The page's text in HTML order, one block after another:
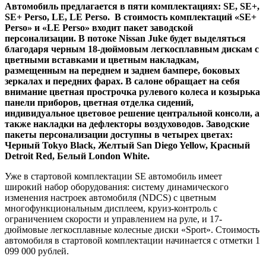
Автомобиль предлагается в пяти комплектациях: SE, SE+,
SE+ Perso, LE, LE Perso. В стоимость комплектаций «SE+
Perso» и «LE Perso» входит пакет заводской
персонализации. В потоке Nissan Juke будет выделяться
благодаря черным 18-дюймовым легкосплавным дискам с
цветными вставками и цветным накладкам,
размещенным на переднем и заднем бампере, боковых
зеркалах и передних фарах. В салоне обращает на себя
внимание цветная прострочка рулевого колеса и козырька
панели приборов, цветная отделка сидений,
индивидуальное цветовое решение центральной консоли, а
также накладки на дефлекторы воздуховодов. Заводские
пакеты персонализации доступны в четырех цветах:
Черный Tokyo Black, Желтый San Diego Yellow, Красный
Detroit Red, Белый London White.
Уже в стартовой комплектации SE автомобиль имеет
широкий набор оборудования: систему динамического
изменения настроек автомобиля (NDCS) с цветным
многофункциональным дисплеем, круиз-контроль с
ограничением скорости и управлением на руле, и 17-
дюймовые легкосплавные колесные диски «Sport». Стоимость
автомобиля в стартовой комплектации начинается с отметки 1
099 000 рублей.